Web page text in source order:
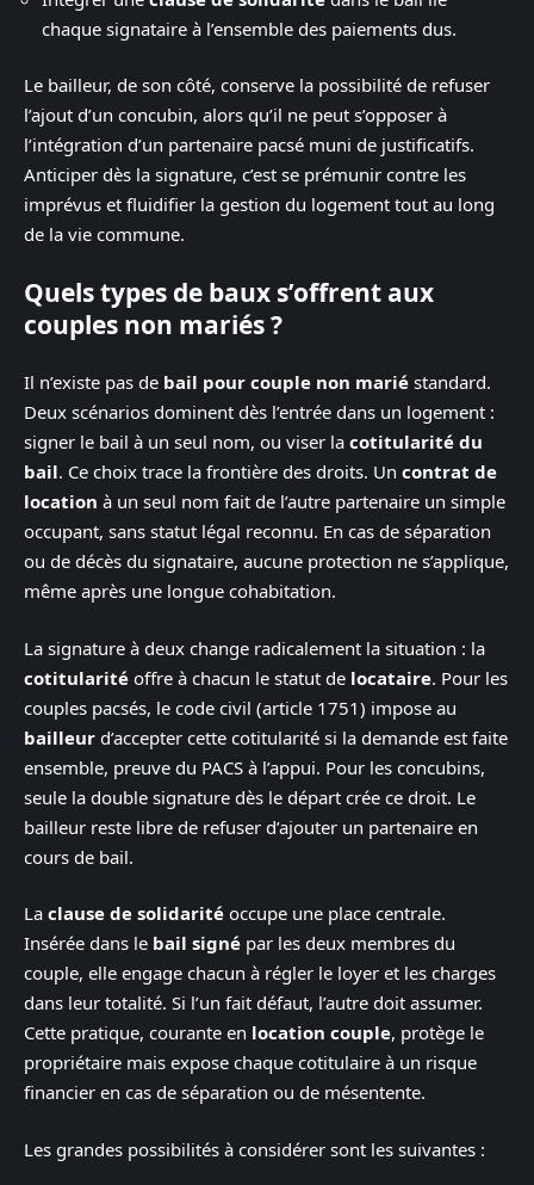
chaque signataire à l’ensemble des paiements dus.
Le bailleur, de son côté, conserve la possibilité de refuser
l’ajout d’un concubin, alors qu’il ne peut s’opposer à
l’intégration d’un partenaire pacsé muni de justificatifs.
Anticiper dès la signature, c’est se prémunir contre les
imprévus et fluidifier la gestion du logement tout au long
de la vie commune.
Quels types de baux s’offrent aux
couples non mariés ?
Il n’existe pas de bail pour couple non marié standard.
Deux scénarios dominent dès l’entrée dans un logement :
signer le bail à un seul nom, ou viser la cotitularité du
bail. Ce choix trace la frontière des droits. Un contrat de
location à un seul nom fait de l’autre partenaire un simple
occupant, sans statut légal reconnu. En cas de séparation
ou de décès du signataire, aucune protection ne s’applique,
même après une longue cohabitation.
La signature à deux change radicalement la situation : la
cotitularité offre à chacun le statut de locataire. Pour les
couples pacsés, le code civil (article 1751) impose au
bailleur d’accepter cette cotitularité si la demande est faite
ensemble, preuve du PACS à l’appui. Pour les concubins,
seule la double signature dès le départ crée ce droit. Le
bailleur reste libre de refuser d’ajouter un partenaire en
cours de bail.
La clause de solidarité occupe une place centrale.
Insérée dans le bail signé par les deux membres du
couple, elle engage chacun à régler le loyer et les charges
dans leur totalité. Si l’un fait défaut, l’autre doit assumer.
Cette pratique, courante en location couple, protège le
propriétaire mais expose chaque cotitulaire à un risque
financier en cas de séparation ou de mésentente.
Les grandes possibilités à considérer sont les suivantes :